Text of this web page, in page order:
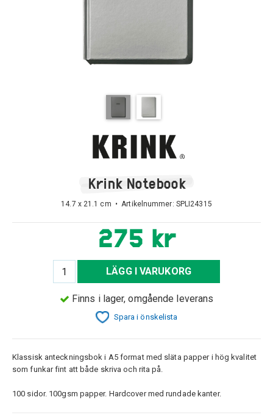
Krink Notebook
14.7 x 21.1 cm • Artikelnummer: SPLI24315
275 kr
LÄGG I VARUKORG
Finns i lager, omgående leverans
Spara i önskelista
Klassisk anteckningsbok i A5 format med släta papper i hög kvalitet
som funkar fint att både skriva och rita på.
100 sidor. 100gsm papper. Hardcover med rundade kanter.